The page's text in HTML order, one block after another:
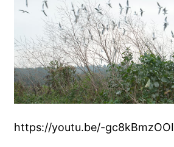
https://youtu.be/-gc8kBmzOOI